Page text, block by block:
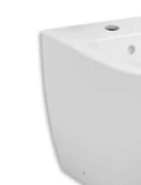
supporto 0 in